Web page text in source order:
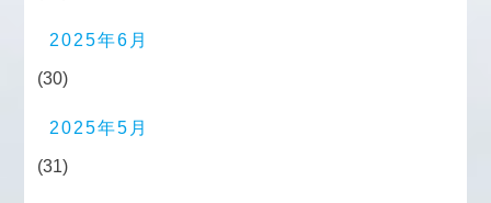
2025年6月
(30)
2025年5月
(31)